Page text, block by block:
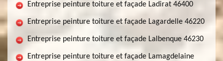
Entreprise peinture toiture et façade Ladirat 46400
Entreprise peinture toiture et façade Lagardelle 46220
Entreprise peinture toiture et façade Lalbenque 46230
Entreprise peinture toiture et façade Lamagdelaine